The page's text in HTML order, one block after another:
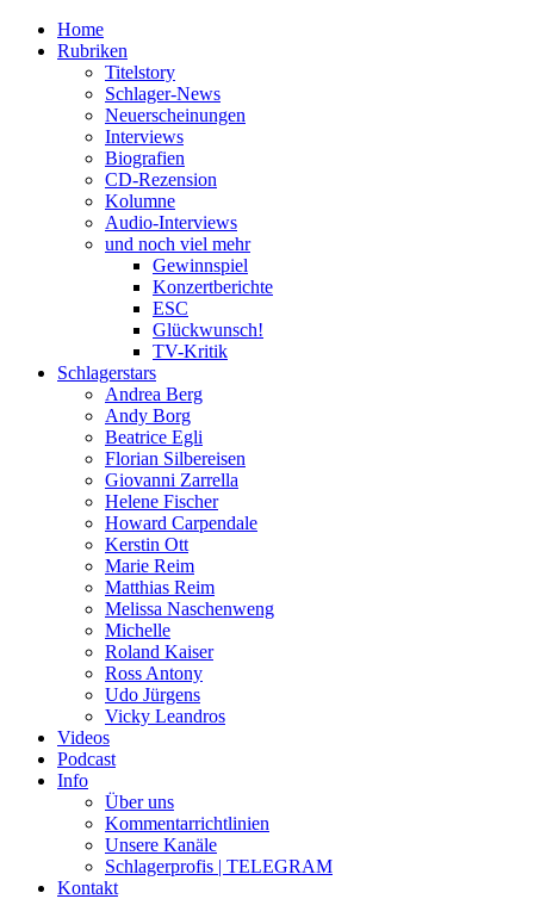
Home
Rubriken
Titelstory
Schlager-News
Neuerscheinungen
Interviews
Biografien
CD-Rezension
Kolumne
Audio-Interviews
und noch viel mehr
Gewinnspiel
Konzertberichte
ESC
Glückwunsch!
TV-Kritik
Schlagerstars
Andrea Berg
Andy Borg
Beatrice Egli
Florian Silbereisen
Giovanni Zarrella
Helene Fischer
Howard Carpendale
Kerstin Ott
Marie Reim
Matthias Reim
Melissa Naschenweng
Michelle
Roland Kaiser
Ross Antony
Udo Jürgens
Vicky Leandros
Videos
Podcast
Info
Über uns
Kommentarrichtlinien
Unsere Kanäle
Schlagerprofis | TELEGRAM
Kontakt